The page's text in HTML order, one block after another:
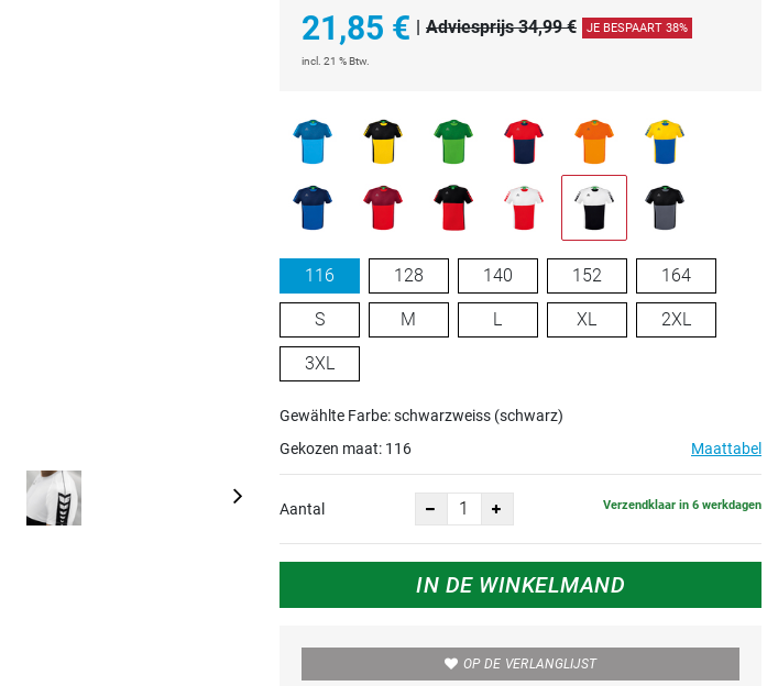
21,85 € Adviesprijs 34,99 € JE BESPAART 38%
incl. 21 % Btw.
116 128 140 152 164
S M L XL 2XL
3XL
Gewählte Farbe: schwarzweiss (schwarz)
Gekozen maat: 116 Maattabel
Aantal Verzendklaar in 6 werkdagen
IN DE WINKELMAND
OP DE VERLANGLIJST